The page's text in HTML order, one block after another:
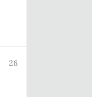
26